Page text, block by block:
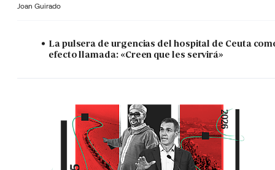
Joan Guirado
La pulsera de urgencias del hospital de Ceuta
efecto llamada: «Creen que les servirá»